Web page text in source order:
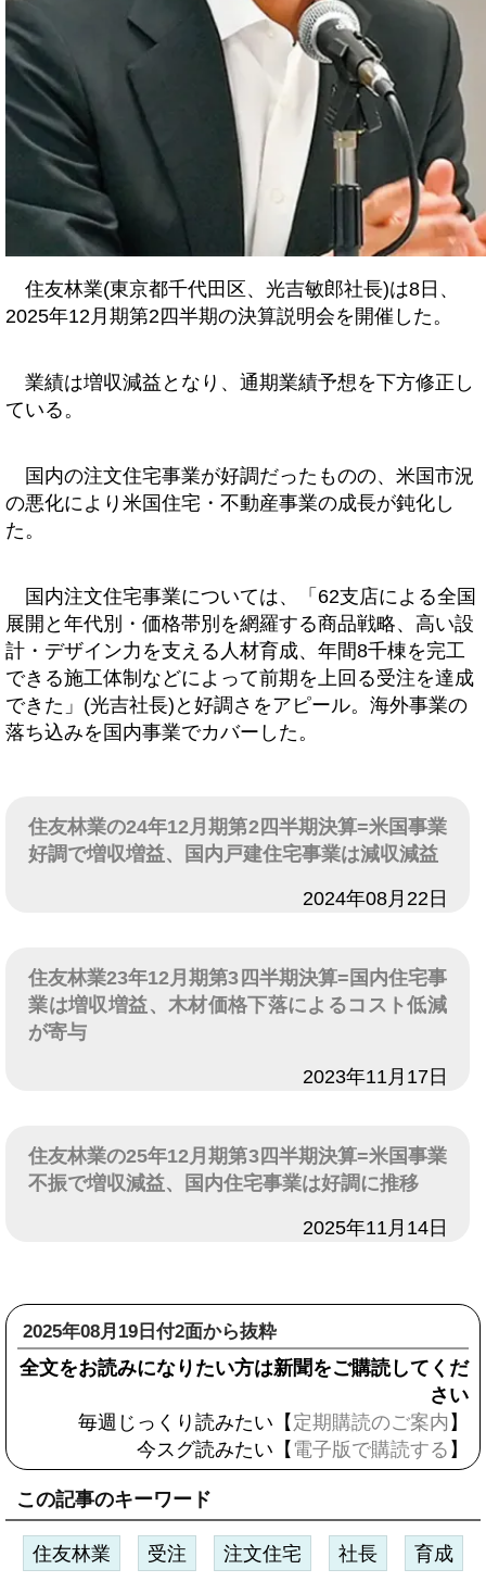
住友林業(東京都千代田区、光吉敏郎社長)は8日、
2025年12月期第2四半期の決算説明会を開催した。
業績は増収減益となり、通期業績予想を下方修正し
ている。
国内の注文住宅事業が好調だったものの、米国市況
の悪化により米国住宅・不動産事業の成長が鈍化し
た。
国内注文住宅事業については、「62支店による全国
展開と年代別・価格帯別を網羅する商品戦略、高い設
計・デザイン力を支える人材育成、年間8千棟を完工
できる施工体制などによって前期を上回る受注を達成
できた」(光吉社長)と好調さをアピール。海外事業の
落ち込みを国内事業でカバーした。
住友林業の24年12月期第2四半期決算=米国事業
好調で増収増益、国内戸建住宅事業は減収減益
2024年08月22日
住友林業23年12月期第3四半期決算=国内住宅事
業は増収増益、木材価格下落によるコスト低減
が寄与
2023年11月17日
住友林業の25年12月期第3四半期決算=米国事業
不振で増収減益、国内住宅事業は好調に推移
2025年11月14日
2025年08月19日付2面から抜粋
全文をお読みになりたい方は新聞をご購読してくだ
さい
毎週じっくり読みたい【 定期購読のご案内 】
今スグ読みたい【 電子版で購読する 】
この記事のキーワード
住友林業 受注 注文住宅 社長 育成